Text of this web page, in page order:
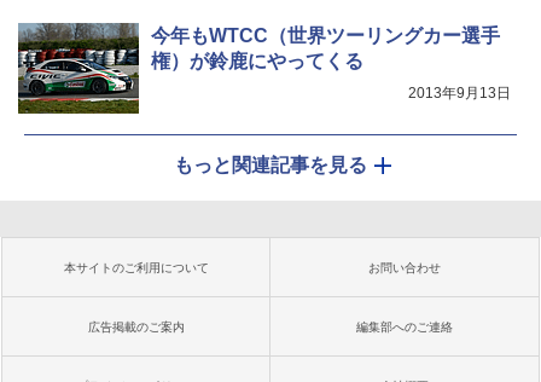
今年もWTCC（世界ツーリングカー選手
権）が鈴鹿にやってくる
2013年9月13日
もっと関連記事を見る
本サイトのご利用について お問い合わせ
広告掲載のご案内 編集部へのご連絡